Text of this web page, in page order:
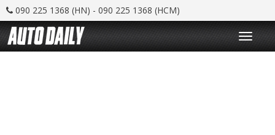
090 225 1368 (HN) - 090 225 1368 (HCM)
T
o
g